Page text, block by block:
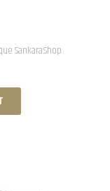
Sankara.Shop